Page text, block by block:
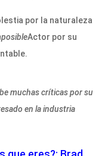
por la naturaleza
Actor por su
muchas críticas por su
en la industria